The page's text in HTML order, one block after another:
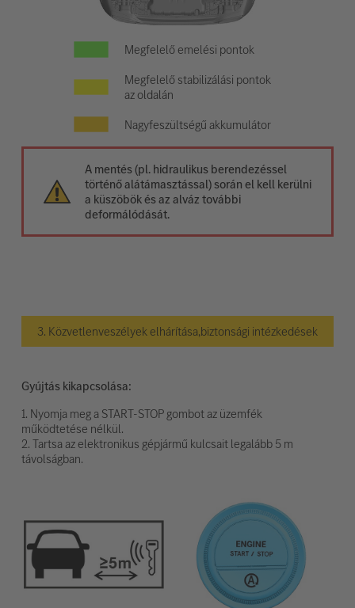
Megfelelő emelési pontok
Megfelelő stabilizálási pontok
az oldalán
Nagyfeszültségű akkumulátor
A mentés (pl. hidraulikus berendezéssel
történő alátámasztással) során el kell kerülni
a küszöbök és az alváz további
deformálódását.
3. Közvetlenveszélyek elhárítása,biztonsági intézkedések
Gyújtás kikapcsolása:
1. Nyomja meg a START-STOP gombot az üzemfék
működtetése nélkül.
2. Tartsa az elektronikus gépjármű kulcsait legalább 5 m
távolságban.